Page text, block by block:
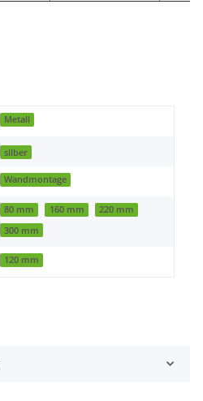
Metall
silber
Wandmontage
80 mm 160 mm
220 mm
300 mm
120 mm